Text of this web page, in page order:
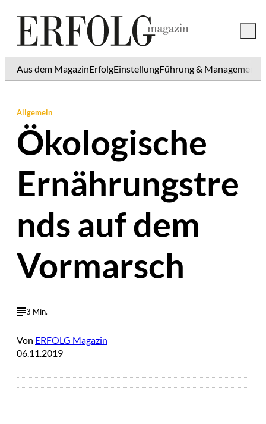
Aus dem MagazinErfolgEinstellungFührung & Management
Allgemein
Ökologische
Ernährungstre
nds auf dem
Vormarsch
3 Min.
Von ERFOLG Magazin
06.11.2019